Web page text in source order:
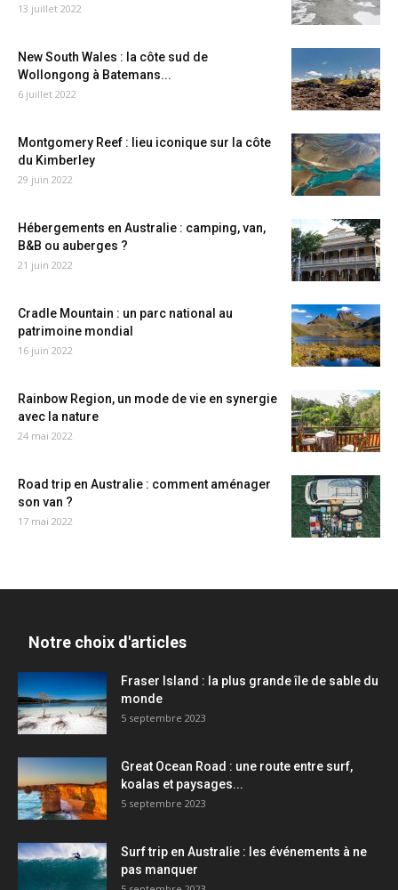
13 juillet 2022
New South Wales : la côte sud de
Wollongong à Batemans...
6 juillet 2022
Montgomery Reef : lieu iconique sur la côte
du Kimberley
29 juin 2022
Hébergements en Australie : camping, van,
B&B ou auberges ?
21 juin 2022
Cradle Mountain : un parc national au
patrimoine mondial
16 juin 2022
Rainbow Region, un mode de vie en synergie
avec la nature
24 mai 2022
Road trip en Australie : comment aménager
son van ?
17 mai 2022
Notre choix d'articles
Fraser Island : la plus grande île de sable du
monde
5 septembre 2023
Great Ocean Road : une route entre surf,
koalas et paysages...
5 septembre 2023
Surf trip en Australie : les événements à ne
pas manquer